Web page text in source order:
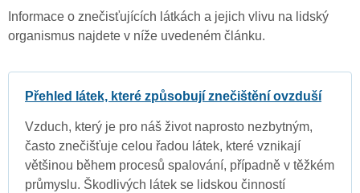
Informace o znečisťujících látkách a jejich vlivu na lidský
organismus najdete v níže uvedeném článku.
Přehled látek, které způsobují znečištění ovzduší
Vzduch, který je pro náš život naprosto nezbytným,
často znečišťuje celou řadou látek, které vznikají
většinou během procesů spalování, případně v těžkém
průmyslu. Škodlivých látek se lidskou činností